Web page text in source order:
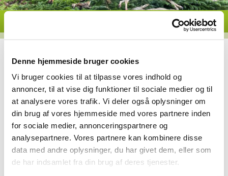
Denne hjemmeside bruger cookies
Vi bruger cookies til at tilpasse vores indhold og
annoncer, til at vise dig funktioner til sociale medier og til
at analysere vores trafik. Vi deler også oplysninger om
din brug af vores hjemmeside med vores partnere inden
for sociale medier, annonceringspartnere og
analysepartnere. Vores partnere kan kombinere disse
data med andre oplysninger, du har givet dem, eller som
de har indsamlet fra din brug af deres tjenester.
Fællesjagt lørdag d. 12. oktober 2019
Så blev sæsonens første fællesjagt afholdt, med deltagelse af
23 jægere som alle var spændte på dagen og hvad den ville